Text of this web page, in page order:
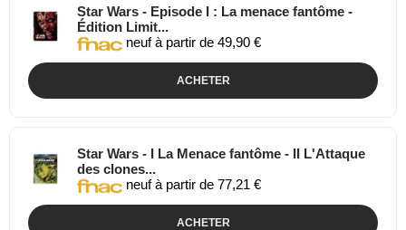
Star Wars - Episode I : La menace fantôme -
Édition Limit...
neuf à partir de 49,90 €
ACHETER
Star Wars - I La Menace fantôme - II L'Attaque
des clones...
neuf à partir de 77,21 €
ACHETER